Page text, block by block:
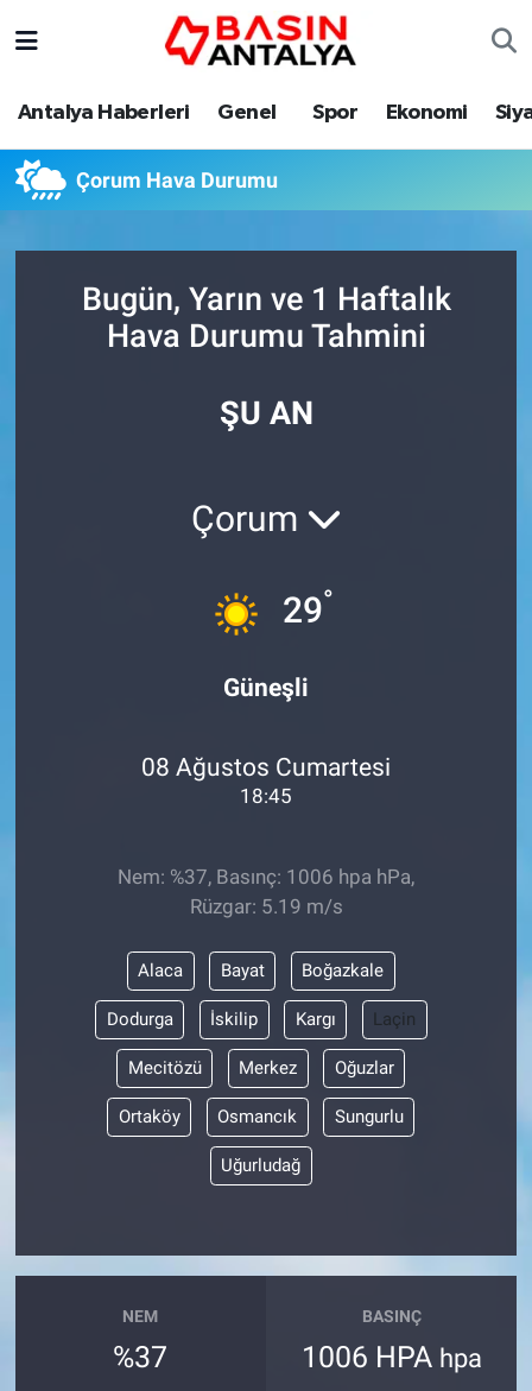
Antalya Haberleri Genel Spor Ekonomi
Çorum Hava Durumu
Bugün, Yarın ve 1 Haftalık
Hava Durumu Tahmini
ŞU AN
Çorum
29°
Güneşli
08 Ağustos Cumartesi
18:45
Nem: %37, Basınç: 1006 hpa hPa,
Rüzgar: 5.19 m/s
Alaca Bayat Boğazkale
Dodurga İskilip Kargı Laçin
Mecitözü Merkez Oğuzlar
Ortaköy Osmancık Sungurlu
Uğurludağ
NEM
%37
BASINÇ
1006 HPA hpa